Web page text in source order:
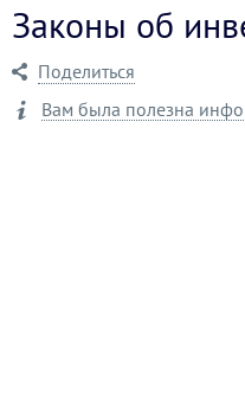
Законы об
Поделиться
Вам была полезна